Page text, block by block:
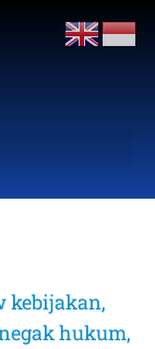
kebijakan,
hukum,